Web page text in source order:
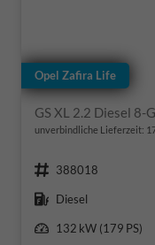
Opel Zafira Life
GS XL 2.2 Diesel
unverbindliche Lieferzeit:
Fahrzeugnr. 388018
Kraftstoff Diesel
Leistung
132 kW (179 PS)